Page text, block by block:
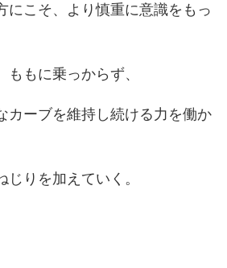
にこそ、より慎重に意識をもっ
もに乗っからず、
カーブを維持し続ける力を働か
りを加えていく。